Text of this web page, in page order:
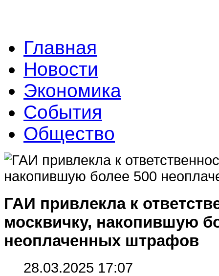
Главная
Новости
Экономика
События
Общество
ГАИ привлекла к
москвичку, накопившую
неоплаченных штрафов
28.03.2025 17:07